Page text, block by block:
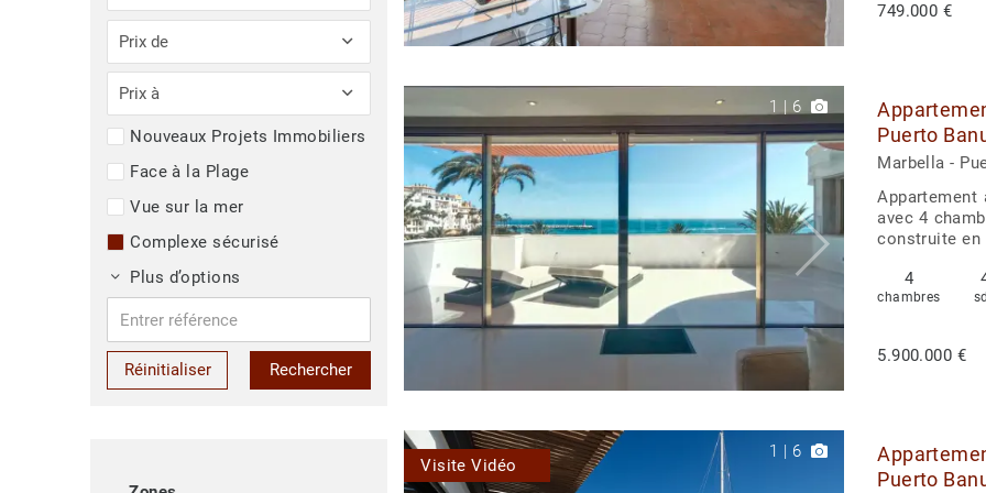
Prix de
Prix à
Nouveaux Projets Immobiliers
Face à la Plage
Vue sur la mer
Complexe sécurisé
Plus d’options
Rechercher
Réinitialiser
749.000 €
1 | 6
Puerto
Marbella -
Appartement
avec 4
construite en
4
chambres
5.900.000 €
1 | 6
Visite Vidéo
Puerto